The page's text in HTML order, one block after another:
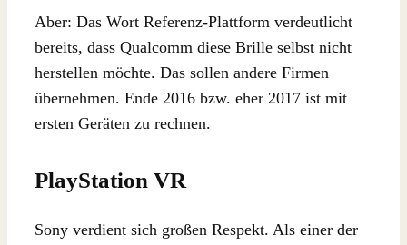
Aber: Das Wort Referenz-Plattform verdeutlicht
bereits, dass Qualcomm diese Brille selbst nicht
herstellen möchte. Das sollen andere Firmen
übernehmen. Ende 2016 bzw. eher 2017 ist mit
ersten Geräten zu rechnen.
PlayStation VR
Sony verdient sich großen Respekt. Als einer der